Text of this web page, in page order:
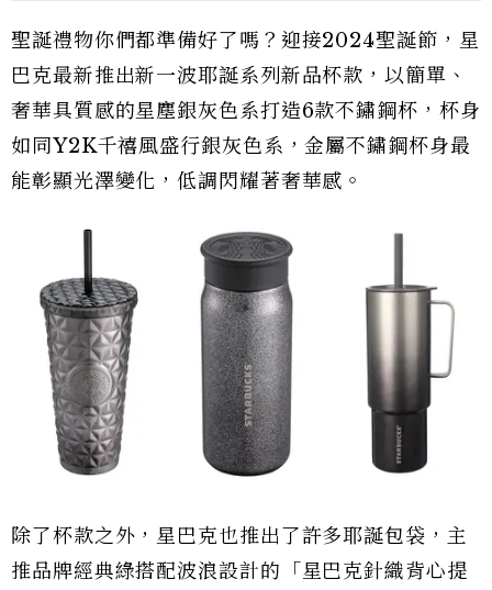
聖誕禮物你們都準備好了嗎？迎接2024聖誕節，星
巴克最新推出新一波耶誕系列新品杯款，以簡單、
奢華具質感的星塵銀灰色系打造6款不鏽鋼杯，杯身
如同Y2K千禧風盛行銀灰色系，金屬不鏽鋼杯身最
能彰顯光澤變化，低調閃耀著奢華感。
除了杯款之外，星巴克也推出了許多耶誕包袋，主
推品牌經典綠搭配波浪設計的「星巴克針織背心提